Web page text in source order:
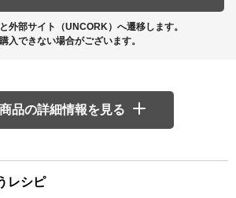
外部サイト（UNCORK）へ遷移します。
入できない場合がございます。
品の詳細情報を見る
レシピ